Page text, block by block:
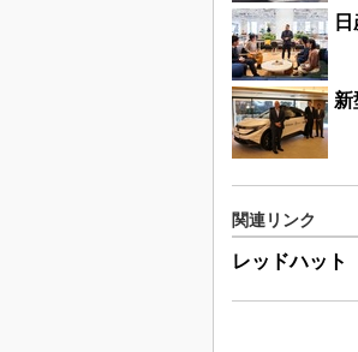
新
関連リンク
レッドハット